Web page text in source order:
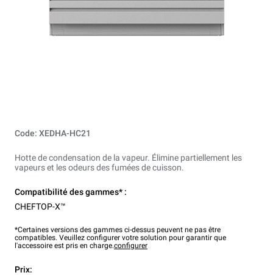
Code: XEDHA-HC21
Hotte de condensation de la vapeur. Élimine partiellement les
vapeurs et les odeurs des fumées de cuisson.
Compatibilité des gammes* :
CHEFTOP-X™
*Certaines versions des gammes ci-dessus peuvent ne pas être
compatibles. Veuillez configurer votre solution pour garantir que
l'accessoire est pris en charge.configurer
Prix: